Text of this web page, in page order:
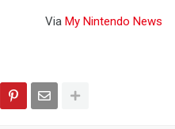
Via My Nintendo News